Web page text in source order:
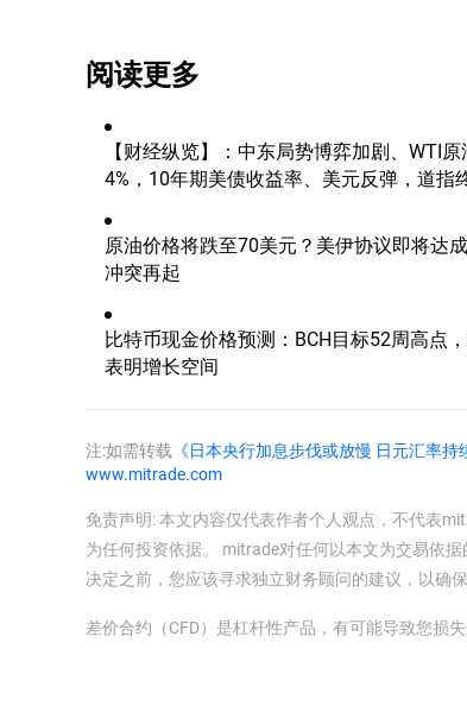
阅读更多
【财经纵览】：中东局势博弈加剧、WTI原
4%，10年期美债收益率、美元反弹，道指
原油价格将跌至70美元？美伊协议即将达
冲突再起
比特币现金价格预测：BCH目标52周高点
表明增长空间
注:如需转载 《日本央行加息步伐或放慢 日元汇率持
www.mitrade.com
免责声明: 本文内容仅代表作者个人观点，不代表
为任何投资依据。 mitrade对任何以本文为交易依
决定之前，您应该寻求独立财务顾问的建议，以确保
差价合约（CFD）是杠杆性产品，有可能导致您损